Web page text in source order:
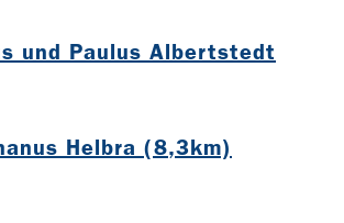
und Paulus Albertstedt
Helbra (8,3km)